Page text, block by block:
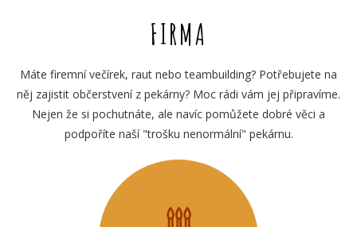
FIRMA
Máte firemní večírek, raut nebo teambuilding? Potřebujete na
něj zajistit občerstvení z pekárny? Moc rádi vám jej připravíme.
Nejen že si pochutnáte, ale navíc pomůžete dobré věci a
podpoříte naší "trošku nenormální" pekárnu.